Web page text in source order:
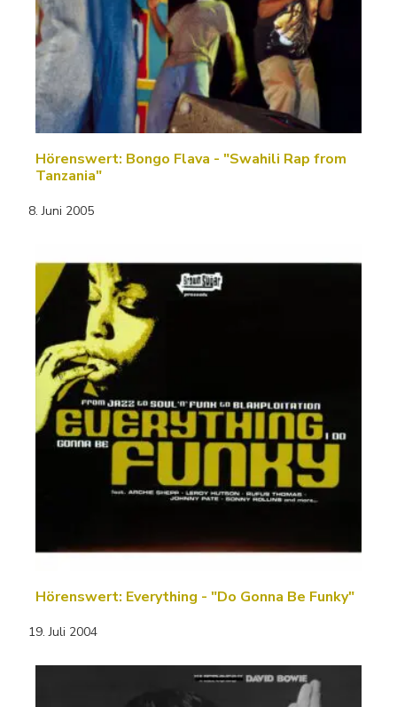
Hörenswert: Bongo Flava - "Swahili Rap from
Tanzania"
8. Juni 2005
Hörenswert: Everything - "Do Gonna Be Funky"
19. Juli 2004